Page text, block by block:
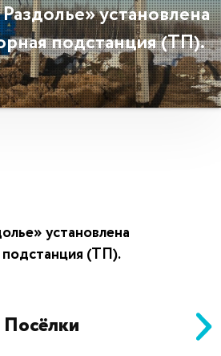
установлена
подстанция (ТП).
установлена
(ТП).
Посёлки